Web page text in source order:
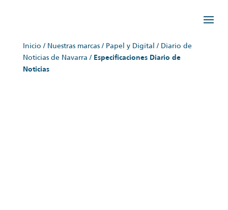
Inicio / Nuestras marcas/ Papel y Digital / Diario de
Noticias de Navarra / Especificaciones Diario de
Noticias